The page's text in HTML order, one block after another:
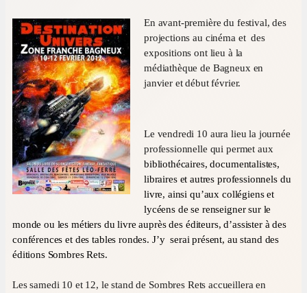
En avant-première du festival, des
projections au cinéma et des
expositions ont lieu à la
médiathèque de Bagneux en
janvier et début février.
Le vendredi 10 aura lieu la journée
professionnelle qui permet aux
bibliothécaires, documentalistes,
libraires et autres professionnels du
livre, ainsi qu’aux collégiens et
lycéens de se renseigner sur le
monde ou les métiers du livre auprès des éditeurs, d’assister à des
conférences et des tables rondes. J’y serai présent, au stand des
éditions Sombres Rets.
Les samedi 10 et 12, le stand de Sombres Rets accueillera en